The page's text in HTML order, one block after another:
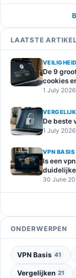
LAATSTE
VEILIGHEID
De 9
cookies
1 July 2026
De beste
1 July 2026
VPN BASIS
Is een
30 June
ONDERWERPEN
VPN Basis 41
Vergelijken 21